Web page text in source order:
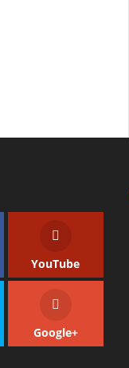
YouTube
Google+